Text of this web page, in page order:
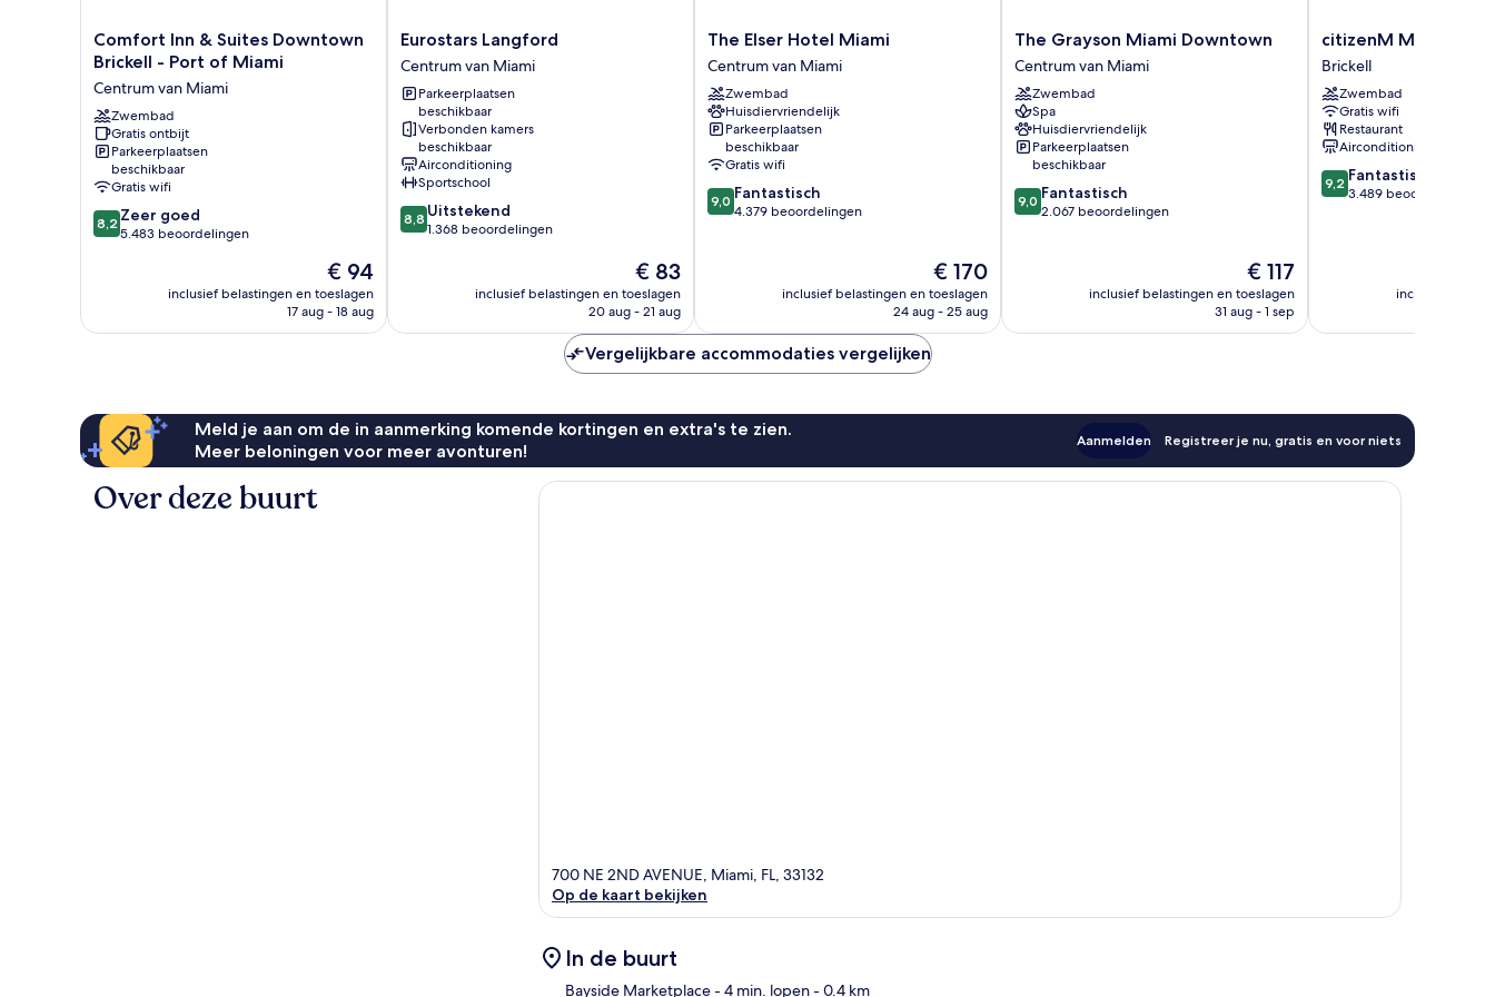
Comfort
Inn
Suites
Downtown
Brickell
-
Port
of
Miami
Centrum
Comfort Inn & Suites Downtown
Brickell - Port of Miami
Centrum van Miami
Zwembad
Gratis ontbijt
Parkeerplaatsen
beschikbaar
Gratis wifi
8.2
van
beoordelingen
8,2 Zeer goed
5.483 beoordelingen
De
prijs
is
€ 94
inclusief belastingen en toeslagen
17 aug - 18 aug
Eurostars
Langford
Centrum
van
Miami
Eurostars Langford
Centrum van Miami
Parkeerplaatsen
beschikbaar
Verbonden kamers
beschikbaar
Airconditioning
Sportschool
8.8
van
8,8 Uitstekend
1.368 beoordelingen
De
prijs
is
€ 83
inclusief belastingen en toeslagen
20 aug - 21 aug
The
Elser
Hotel
Miami
Centrum
van
Miami
The Elser Hotel Miami
Centrum van Miami
Zwembad
Huisdiervriendelijk
Parkeerplaatsen
beschikbaar
Gratis wifi
9.0
van
beoordelingen
9,0 Fantastisch
4.379 beoordelingen
De
prijs
is
€ 170
inclusief belastingen en toeslagen
24 aug - 25 aug
The
Grayson
Miami
Downtown
Centrum
van
Miami
The Grayson Miami Downtown
Centrum van Miami
Zwembad
Spa
Huisdiervriendelijk
Parkeerplaatsen
beschikbaar
9.0
van
beoordelingen
9,0 Fantastisch
2.067 beoordelingen
De
prijs
is
€ 117
inclusief belastingen en toeslagen
31 aug - 1 sep
citizenM
Miami
Brickell
Brickell
citizenM Miami
Brickell
Zwembad
Gratis wifi
Restaurant
Airconditioning
9.2
van
9,2 Fantastisch
3.489 beoordelingen
inclusief
Vergelijkbare accommodaties vergelijken
Meld je aan om de in aanmerking komende kortingen en extra's te zien.
Meer beloningen voor meer avonturen!
Aanmelden Registreer je nu, gratis en voor niets
Over deze buurt
700 NE 2ND AVENUE, Miami, FL, 33132
Op de kaart bekijken
In de buurt
Bayside Marketplace- 4 min. lopen- 0.4 km